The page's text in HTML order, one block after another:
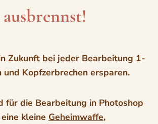
ausbrennst!
Zukunft bei jeder Bearbeitung 1-
und Kopfzerbrechen ersparen.
für die Bearbeitung in Photoshop
kleine Geheimwaffe,